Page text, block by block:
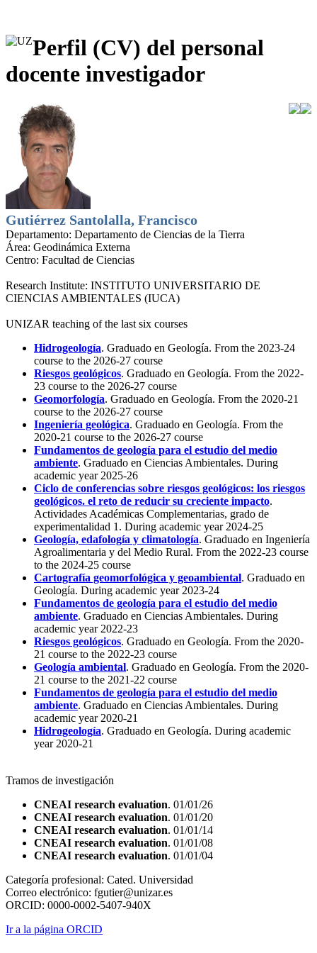
Perfil (CV) del personal
docente investigador
Gutiérrez Santolalla, Francisco
Departamento: Departamento de Ciencias de la Tierra
Área: Geodinámica Externa
Centro: Facultad de Ciencias
Research Institute: INSTITUTO UNIVERSITARIO DE
CIENCIAS AMBIENTALES (IUCA)
UNIZAR teaching of the last six courses
Hidrogeología. Graduado en Geología. From the 2023-24
course to the 2026-27 course
Riesgos geológicos. Graduado en Geología. From the 2022-
23 course to the 2026-27 course
Geomorfología. Graduado en Geología. From the 2020-21
course to the 2026-27 course
Ingeniería geológica. Graduado en Geología. From the
2020-21 course to the 2026-27 course
Fundamentos de geología para el estudio del medio
ambiente. Graduado en Ciencias Ambientales. During
academic year 2025-26
Ciclo de conferencias sobre riesgos geológicos: los riesgos
geológicos. el reto de reducir su creciente impacto.
Actividades Académicas Complementarias, grado de
experimentalidad 1. During academic year 2024-25
Geología, edafología y climatología. Graduado en Ingeniería
Agroalimentaria y del Medio Rural. From the 2022-23 course
to the 2024-25 course
Cartografía geomorfológica y geoambiental. Graduado en
Geología. During academic year 2023-24
Fundamentos de geología para el estudio del medio
ambiente. Graduado en Ciencias Ambientales. During
academic year 2022-23
Riesgos geológicos. Graduado en Geología. From the 2020-
21 course to the 2022-23 course
Geología ambiental. Graduado en Geología. From the 2020-
21 course to the 2021-22 course
Fundamentos de geología para el estudio del medio
ambiente. Graduado en Ciencias Ambientales. During
academic year 2020-21
Hidrogeología. Graduado en Geología. During academic
year 2020-21
Tramos de investigación
CNEAI research evaluation. 01/01/26
CNEAI research evaluation. 01/01/20
CNEAI research evaluation. 01/01/14
CNEAI research evaluation. 01/01/08
CNEAI research evaluation. 01/01/04
Categoría profesional: Cated. Universidad
Correo electrónico: fgutier@unizar.es
ORCID: 0000-0002-5407-940X
Ir a la página ORCID